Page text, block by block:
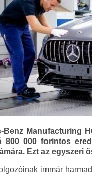
Benz Manufacturing
800 000 forintos
Ezt az egyszeri
immár